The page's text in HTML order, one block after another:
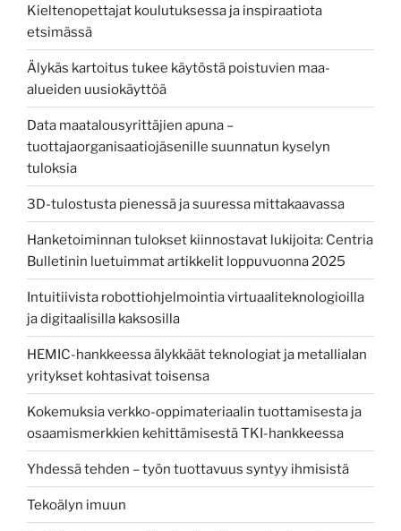
Kieltenopettajat koulutuksessa ja inspiraatiota
etsimässä
Älykäs kartoitus tukee käytöstä poistuvien maa-
alueiden uusiokäyttöä
Data maatalousyrittäjien apuna –
tuottajaorganisaatiojäsenille suunnatun kyselyn
tuloksia
3D-tulostusta pienessä ja suuressa mittakaavassa
Hanketoiminnan tulokset kiinnostavat lukijoita: Centria
Bulletinin luetuimmat artikkelit loppuvuonna 2025
Intuitiivista robottiohjelmointia virtuaaliteknologioilla
ja digitaalisilla kaksosilla
HEMIC-hankkeessa älykkäät teknologiat ja metallialan
yritykset kohtasivat toisensa
Kokemuksia verkko-oppimateriaalin tuottamisesta ja
osaamismerkkien kehittämisestä TKI-hankkeessa
Yhdessä tehden – työn tuottavuus syntyy ihmisistä
Tekoälyn imuun